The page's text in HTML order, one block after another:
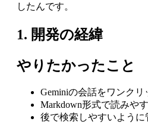
したんです。
1. 開発の経緯
やりたかったこと
Geminiの会話をワンクリ
Markdown形式で読みや
後で検索しやすいように